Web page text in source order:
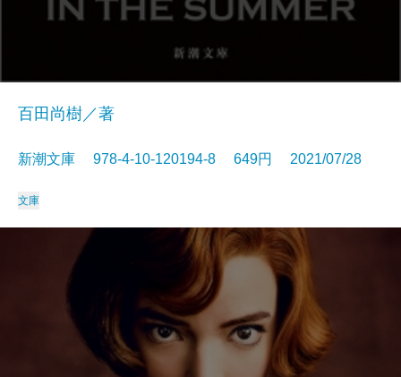
百田尚樹／著
新潮文庫 978-4-10-120194-8 649円 2021/07/28
文庫